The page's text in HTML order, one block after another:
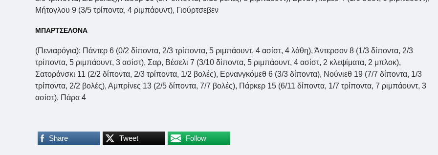
Μήτογλου 9 (3/5 τρίποντα, 4 ριμπάουντ), Γιούρτσεβεν
ΜΠΑΡΤΣΕΛΟΝΑ
(Πενιαρόγια): Πάντερ 6 (0/2 δίποντα, 2/3 τρίποντα, 5 ριμπάουντ, 4 ασίστ, 4 λάθη), Άντερσον 8 (1/3 δίποντα, 2/3
τρίποντα, 5 ριμπάουντ, 3 ασίστ), Σαρ, Βέσελι 7 (3/10 δίποντα, 5 ριμπάουντ, 4 ασίστ, 2 κλεψίματα, 2 μπλοκ),
Σατοράνσκι 11 (2/2 δίποντα, 2/3 τρίποντα, 1/2 βολές), Ερνανγκόμεθ 6 (3/3 δίποντα), Νούνιεθ 19 (7/7 δίποντα, 1/3
τρίποντα, 2/2 βολές), Αμπρίνες 13 (2/5 δίποντα, 7/7 βολές), Πάρκερ 15 (6/11 δίποντα, 1/7 τρίποντα, 7 ριμπάουντ, 3
ασίστ), Πάρα 4
Share Tweet Follow